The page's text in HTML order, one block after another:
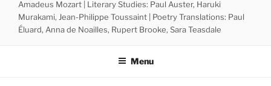
Amadeus Mozart | Literary Studies: Paul Auster, Haruki
Murakami, Jean-Philippe Toussaint | Poetry Translations: Paul
Éluard, Anna de Noailles, Rupert Brooke, Sara Teasdale
Menu